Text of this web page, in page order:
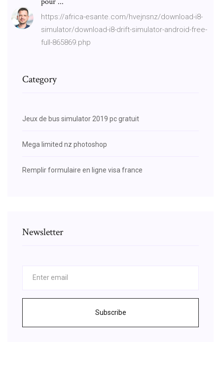
https://africa-esante.com/hvejnsnz/download-i8-
simulator/download-i8-drift-simulator-android-free-
full-865869.php
Category
Jeux de bus simulator 2019 pc gratuit
Mega limited nz photoshop
Remplir formulaire en ligne visa france
Newsletter
Subscribe